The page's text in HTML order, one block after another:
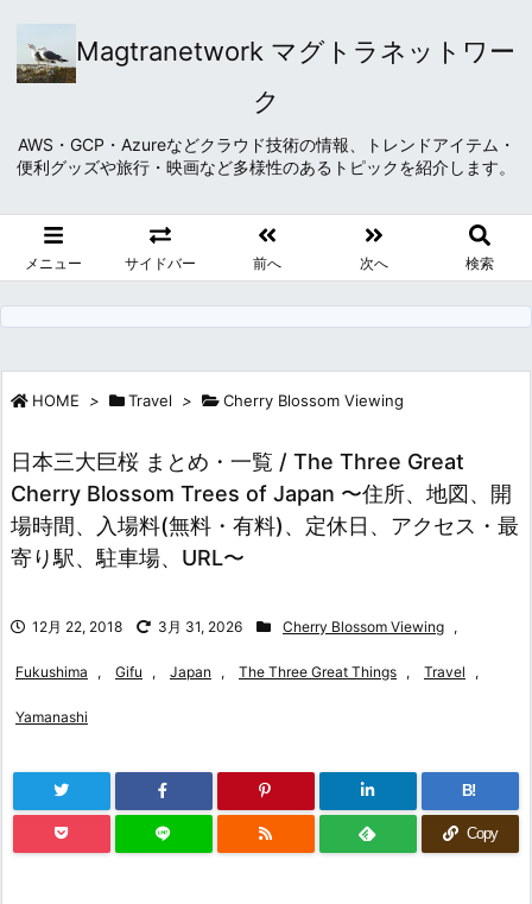
Magtranetwork マグトラネットワー
ク
AWS・GCP・Azureなどクラウド技術の情報、トレンドアイテム・
便利グッズや旅行・映画など多様性のあるトピックを紹介します。
メニュー サイドバー 前へ 次へ 検索
HOME > Travel > Cherry Blossom Viewing
日本三大巨桜 まとめ・一覧 / The Three Great
Cherry Blossom Trees of Japan 〜住所、地図、開
場時間、入場料(無料・有料)、定休日、アクセス・最
寄り駅、駐車場、URL〜
12月 22, 2018 3月 31, 2026 Cherry Blossom Viewing ,
Fukushima , Gifu , Japan , The Three Great Things , Travel ,
Yamanashi
B!
Copy